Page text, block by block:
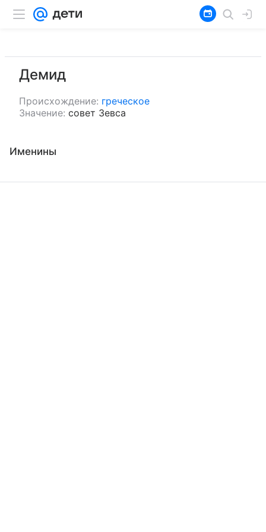
Демид
Происхождение: греческое
Значение: совет Зевса
Именины